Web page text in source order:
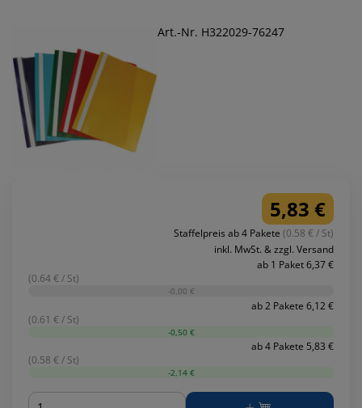
Art.-Nr. H322029-76247
5,83 €
Staffelpreis ab 4 Pakete (0.58 € / St)
inkl. MwSt. & zzgl. Versand
ab 1 Paket 6,37 €
(0.64 € / St)
-0,00 €
ab 2 Pakete 6,12 €
(0.61 € / St)
-0,50 €
ab 4 Pakete 5,83 €
(0.58 € / St)
-2,14 €
Menge